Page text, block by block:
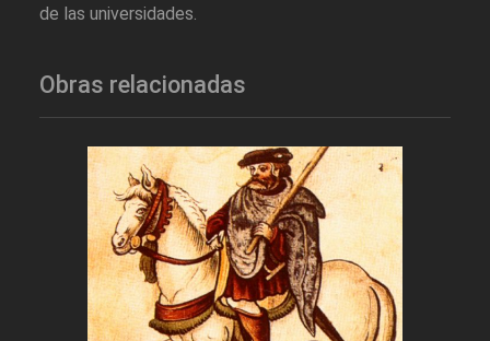
de las universidades.
Obras relacionadas